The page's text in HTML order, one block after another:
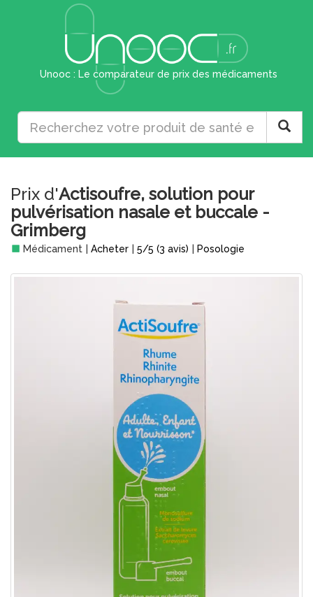
Unooc : Le comparateur de prix des médicaments
Prix d'Actisoufre, solution pour
pulvérisation nasale et buccale -
Grimberg
Médicament Acheter 5/5 (3 avis) Posologie